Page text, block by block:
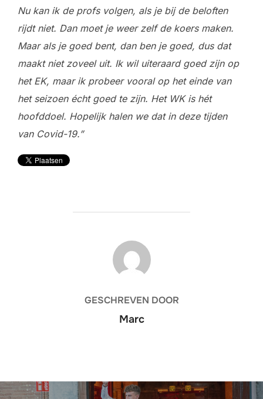
Nu kan ik de profs volgen, als je bij de beloften
rijdt niet. Dan moet je weer zelf de koers maken.
Maar als je goed bent, dan ben je goed, dus dat
maakt niet zoveel uit. Ik wil uiteraard goed zijn op
het EK, maar ik probeer vooral op het einde van
het seizoen écht goed te zijn. Het WK is hét
hoofddoel. Hopelijk halen we dat in deze tijden
van Covid-19.”
BERICHTAUTEUR
GESCHREVEN DOOR
Marc
Bericht